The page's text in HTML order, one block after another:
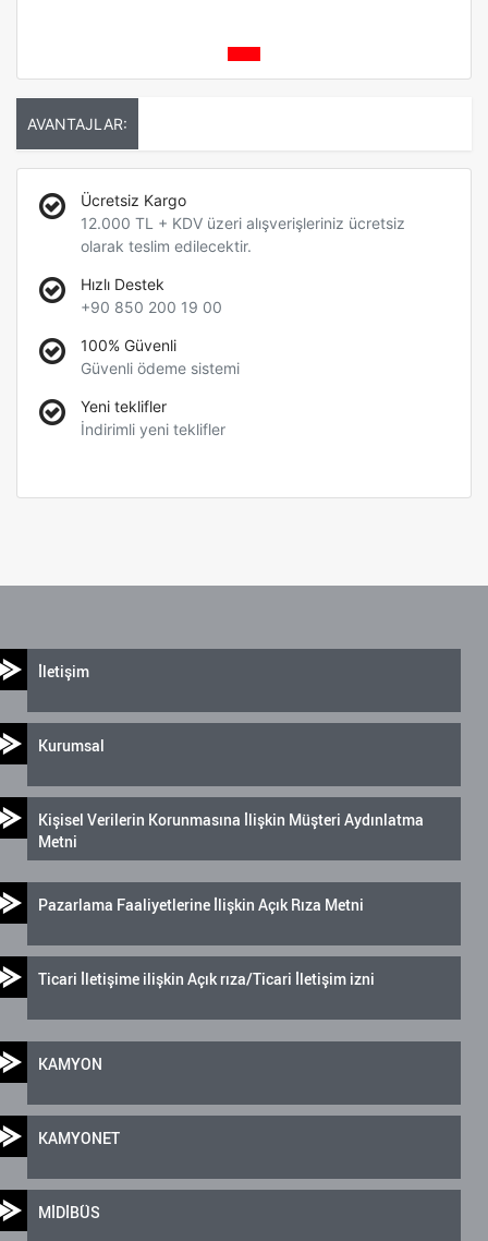
AVANTAJLAR:
Ücretsiz Kargo
12.000 TL + KDV üzeri alışverişleriniz ücretsiz
olarak teslim edilecektir.
Hızlı Destek
+90 850 200 19 00
100% Güvenli
Güvenli ödeme sistemi
Yeni teklifler
İndirimli yeni teklifler
İletişim
Kurumsal
Kişisel Verilerin Korunmasına İlişkin Müşteri Aydınlatma
Metni
Pazarlama Faaliyetlerine İlişkin Açık Rıza Metni
Ticari İletişime ilişkin Açık rıza/Ticari İletişim izni
KAMYON
KAMYONET
MİDİBÜS